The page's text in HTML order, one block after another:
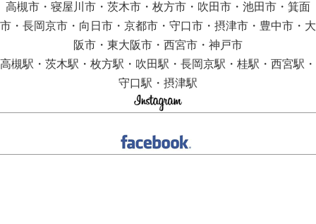
高槻市・寝屋川市・茨木市・枚方市・吹田市・池田市・箕面
市・長岡京市・向日市・京都市・守口市・摂津市・豊中市・大
阪市・東大阪市・西宮市・神戸市
高槻駅・茨木駅・枚方駅・吹田駅・長岡京駅・桂駅・西宮駅・
守口駅・摂津駅